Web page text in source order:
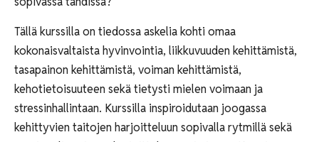
Tällä kurssilla on tiedossa askelia kohti omaa
kokonaisvaltaista hyvinvointia, liikkuvuuden kehittämistä,
tasapainon kehittämistä, voiman kehittämistä,
kehotietoisuuteen sekä tietysti mielen voimaan ja
stressinhallintaan. Kurssilla inspiroidutaan joogassa
kehittyvien taitojen harjoitteluun sopivalla rytmillä sekä